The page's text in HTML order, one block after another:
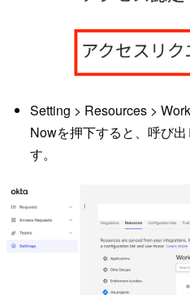
Setting > Resources >
Nowを押下すると、呼び
す。